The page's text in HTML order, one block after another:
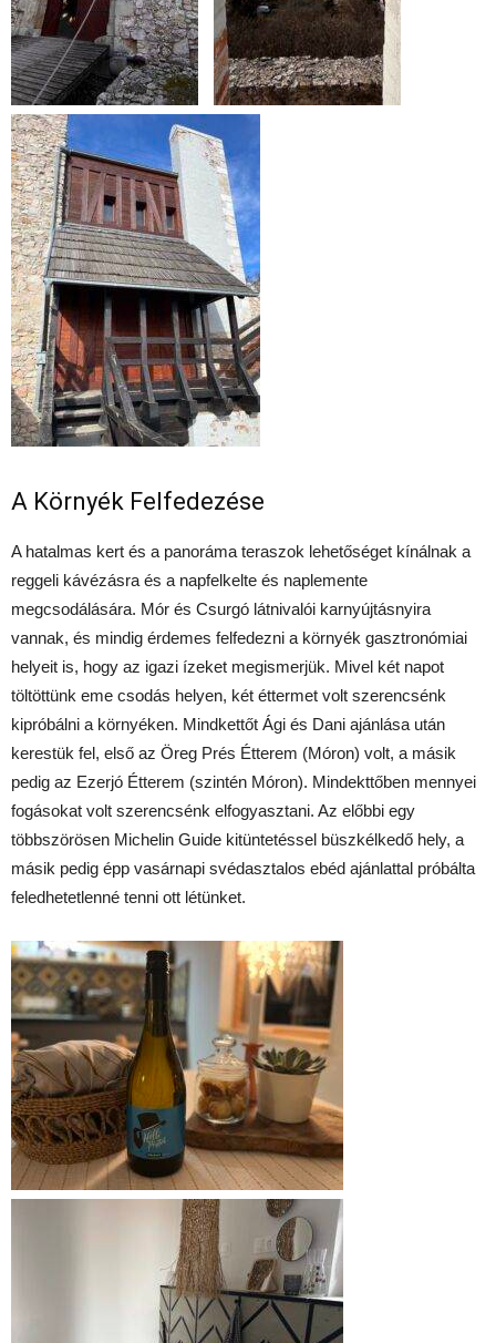
A Környék Felfedezése
A hatalmas kert és a panoráma teraszok lehetőséget kínálnak a
reggeli kávézásra és a napfelkelte és naplemente
megcsodálására. Mór és Csurgó látnivalói karnyújtásnyira
vannak, és mindig érdemes felfedezni a környék gasztronómiai
helyeit is, hogy az igazi ízeket megismerjük. Mivel két napot
töltöttünk eme csodás helyen, két éttermet volt szerencsénk
kipróbálni a környéken. Mindkettőt Ági és Dani ajánlása után
kerestük fel, első az Öreg Prés Étterem (Móron) volt, a másik
pedig az Ezerjó Étterem (szintén Móron). Mindekttőben mennyei
fogásokat volt szerencsénk elfogyasztani. Az előbbi egy
többszörösen Michelin Guide kitüntetéssel büszkélkedő hely, a
másik pedig épp vasárnapi svédasztalos ebéd ajánlattal próbálta
feledhetetlenné tenni ott létünket.